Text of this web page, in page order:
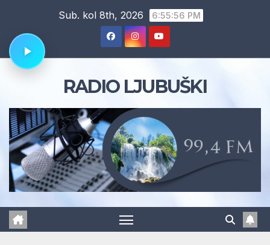
content
Sub. kol 8th, 2026 6:55:57 PM
RADIO LJUBUŠKI